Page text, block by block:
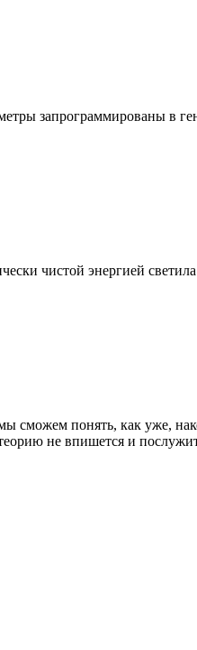
запрограммированы в
чистой энергией
сможем понять, как уже,
не впишется и